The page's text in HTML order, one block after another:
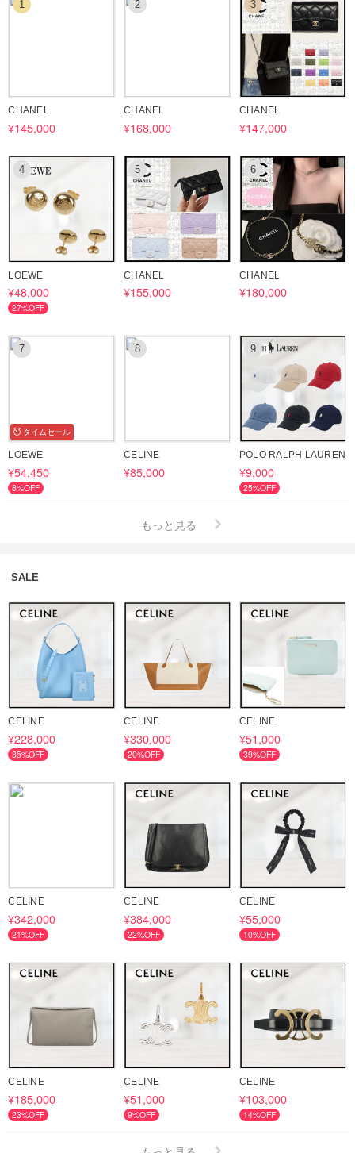
◇カートにいれるだけでは商品はキープされません。
在庫僅かのものもございますため、事前にお問い合わせいただきますよ
CHANEL（シャネル)、CELINE、LOEWEなどのブランドを主に取り扱
っています。
1
CHANEL
¥145,000
2
CHANEL
¥168,000
3
CHANEL
¥147,000
4
LOEWE
¥48,000
27%OFF
5
CHANEL
¥155,000
6
CHANEL
¥180,000
7
タイムセール
LOEWE
¥54,450
8%OFF
8
CELINE
¥85,000
9
POLO RALPH LAUREN
¥9,000
25%OFF
もっと見る
SALE
CELINE
¥228,000
35%OFF
CELINE
¥330,000
20%OFF
CELINE
¥51,000
39%OFF
CELINE
¥342,000
21%OFF
CELINE
¥384,000
22%OFF
CELINE
¥55,000
10%OFF
CELINE
¥185,000
23%OFF
CELINE
¥51,000
9%OFF
CELINE
¥103,000
14%OFF